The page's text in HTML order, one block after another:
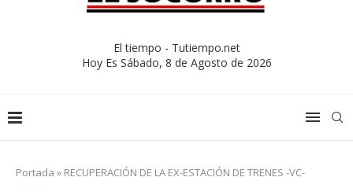
El tiempo - Tutiempo.net
Hoy Es Sábado, 8 de Agosto de 2026
Portada » RECUPERACIÓN DE LA EX-ESTACIÓN DE TRENES -VC-